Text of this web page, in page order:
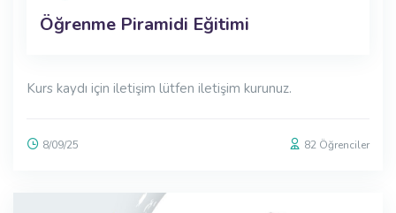
Öğrenme Piramidi Eğitimi
Kurs kaydı için iletişim lütfen iletişim kurunuz.
8/09/25 82 Öğrenciler